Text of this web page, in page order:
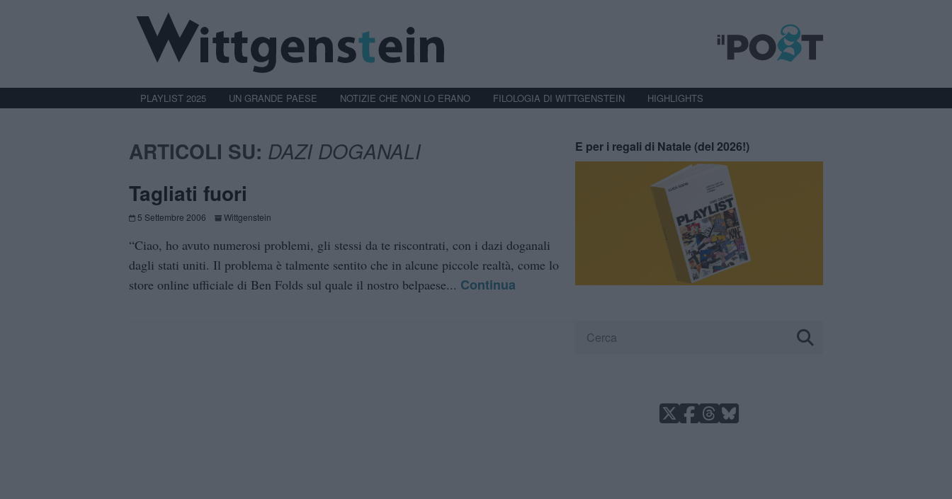
PLAYLIST 2025 UN GRANDE PAESE NOTIZIE CHE NON LO ERANO FILOLOGIA DI WITTGENSTEIN HIGHLIGHTS
ARTICOLI SU: DAZI DOGANALI
Tagliati fuori
5 Settembre 2006 Wittgenstein
“Ciao, ho avuto numerosi problemi, gli stessi da te riscontrati, con i dazi doganali
dagli stati uniti. Il problema è talmente sentito che in alcune piccole realtà, come lo
store online ufficiale di Ben Folds sul quale il nostro belpaese... Continua
E per i regali di Natale (del 2026!)